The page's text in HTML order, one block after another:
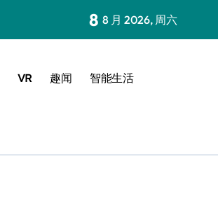
8 8 月 2026, 周六
VR 趣闻 智能生活